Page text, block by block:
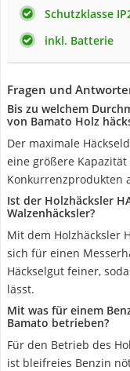
Schutzklasse
inkl. Batterie
Fragen und
Bis zu welchem
von Bamato Holz
Der maximale
eine größere
Konkurrenzprodukten
Ist der Holzhäcksler
Walzenhäcksler?
Mit dem Holzhäcksler
sich für einen
Häckselgut feiner,
lässt.
Mit was für einem
Bamato betrieben?
Für den Betrieb des
ist bleifreies Benzin